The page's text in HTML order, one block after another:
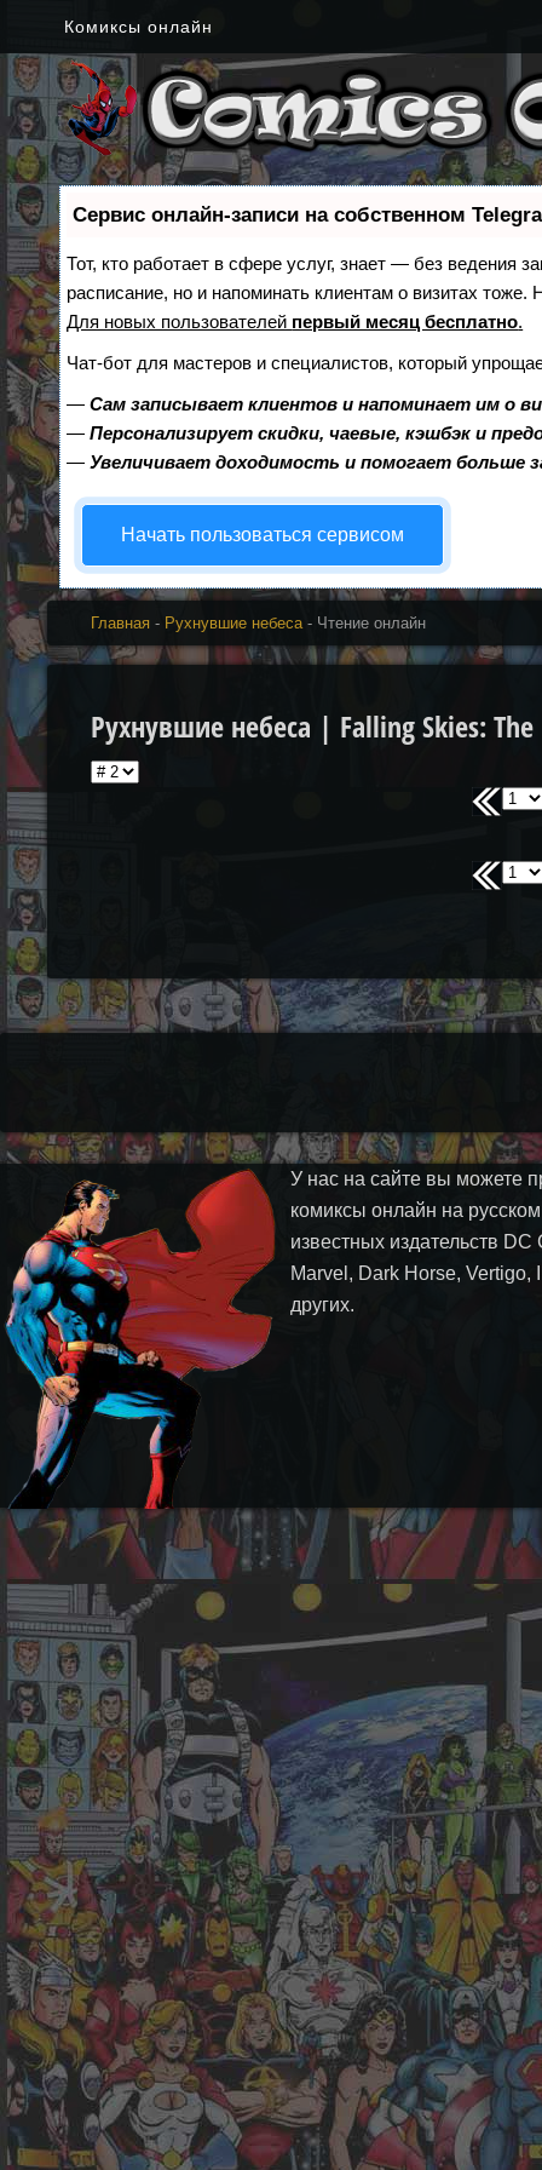
Комиксы онлайн
Сервис онлайн-записи на собственном
Тот, кто работает в сфере услуг, знает — без ведения
расписание, но и напоминать клиентам о визитах
Для новых пользователей первый месяц бесплатно.
Чат-бот для мастеров и специалистов, который
—Сам записывает клиентов и напоминает им о
—Персонализирует скидки, чаевые, кэшбэк и
—Увеличивает доходимость и помогает больше
Начать пользоваться сервисом
Главная - Рухнувшие небеса- Чтение онлайн
Рухнувшие небеса | Falling Skies:
У нас на сайте вы можете
комиксы онлайн на
известных издательств DC
Marvel, Dark Horse, Vertigo,
других.